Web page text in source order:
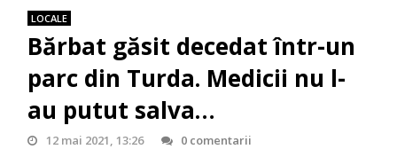
LOCALE
Bărbat găsit decedat într-un
parc din Turda. Medicii nu l-
au putut salva…
12 mai 2021, 13:26 0 comentarii